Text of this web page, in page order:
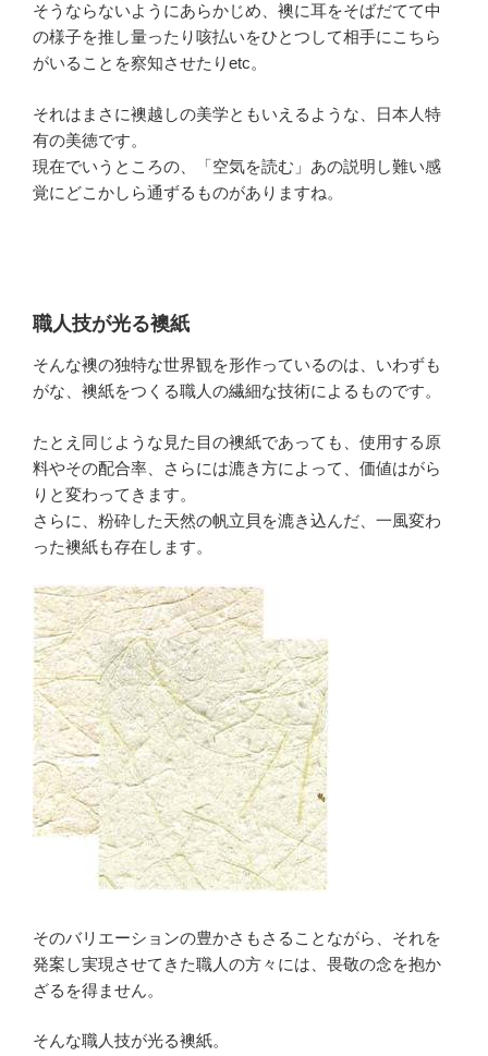
そうならないようにあらかじめ、襖に耳をそばだてて中
の様子を推し量ったり咳払いをひとつして相手にこちら
がいることを察知させたりetc。
それはまさに襖越しの美学ともいえるような、日本人特
有の美徳です。
現在でいうところの、「空気を読む」あの説明し難い感
覚にどこかしら通ずるものがありますね。
職人技が光る襖紙
そんな襖の独特な世界観を形作っているのは、いわずも
がな、襖紙をつくる職人の繊細な技術によるものです。
たとえ同じような見た目の襖紙であっても、使用する原
料やその配合率、さらには漉き方によって、価値はがら
りと変わってきます。
さらに、粉砕した天然の帆立貝を漉き込んだ、一風変わ
った襖紙も存在します。
そのバリエーションの豊かさもさることながら、それを
発案し実現させてきた職人の方々には、畏敬の念を抱か
ざるを得ません。
そんな職人技が光る襖紙。